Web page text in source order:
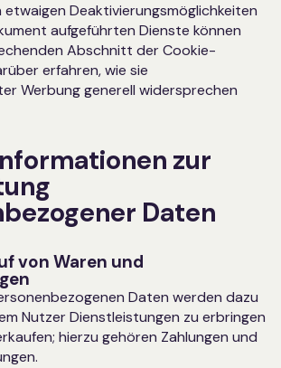
etwaigen Deaktivierungsmöglichkeiten
aufgeführten Dienste können
Abschnitt der Cookie-
erfahren, wie sie
Werbung generell widersprechen
zur
Daten
von Waren und
Daten werden dazu
Nutzer Dienstleistungen zu erbringen
hierzu gehören Zahlungen und